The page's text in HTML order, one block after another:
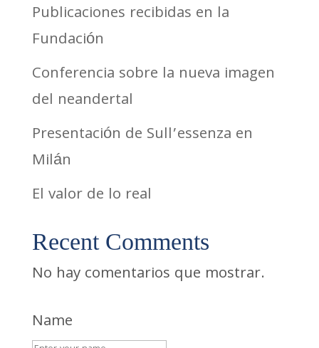
Publicaciones recibidas en la
Fundación
Conferencia sobre la nueva imagen
del neandertal
Presentación de Sull’essenza en
Milán
El valor de lo real
Recent Comments
No hay comentarios que mostrar.
Name